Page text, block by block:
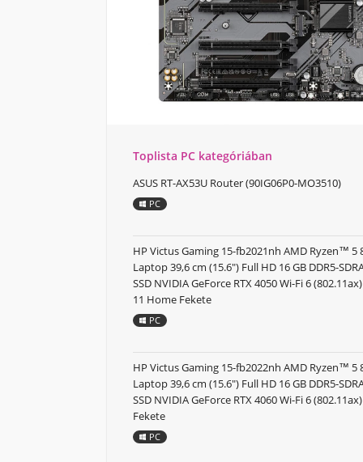
Toplista PC kategóriában
ASUS RT-AX53U Router (90IG06P0-MO3510)
PC
HP Victus Gaming 15-fb2021nh AMD Ryzen™ 5
Laptop 39,6 cm (15.6") Full HD 16 GB DDR5-
SSD NVIDIA GeForce RTX 4050 Wi-Fi 6
11 Home Fekete
PC
HP Victus Gaming 15-fb2022nh AMD Ryzen™ 5
Laptop 39,6 cm (15.6") Full HD 16 GB DDR5-
SSD NVIDIA GeForce RTX 4060 Wi-Fi 6
Fekete
PC